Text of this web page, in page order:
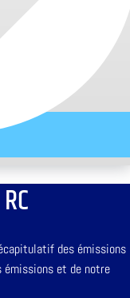
des émissions
émissions et de notre